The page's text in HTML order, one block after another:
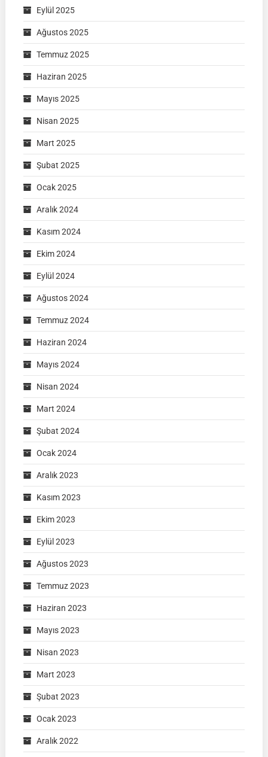
Eylül 2025
Ağustos 2025
Temmuz 2025
Haziran 2025
Mayıs 2025
Nisan 2025
Mart 2025
Şubat 2025
Ocak 2025
Aralık 2024
Kasım 2024
Ekim 2024
Eylül 2024
Ağustos 2024
Temmuz 2024
Haziran 2024
Mayıs 2024
Nisan 2024
Mart 2024
Şubat 2024
Ocak 2024
Aralık 2023
Kasım 2023
Ekim 2023
Eylül 2023
Ağustos 2023
Temmuz 2023
Haziran 2023
Mayıs 2023
Nisan 2023
Mart 2023
Şubat 2023
Ocak 2023
Aralık 2022